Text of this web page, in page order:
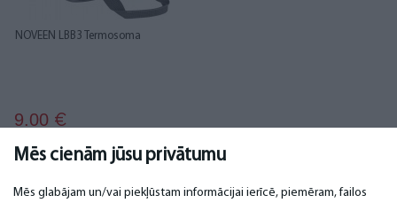
Mēs cienām jūsu privātumu
Mēs glabājam un/vai piekļūstam informācijai ierīcē, piemēram, failos
NOVEEN LBB3 Termosoma
9.00 €